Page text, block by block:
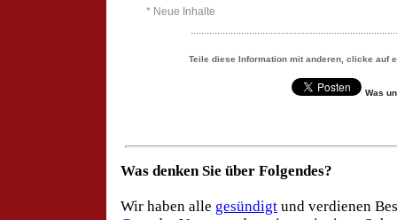
* Neue Inhalte
Teile diese Information mit anderen, clicke auf
Was